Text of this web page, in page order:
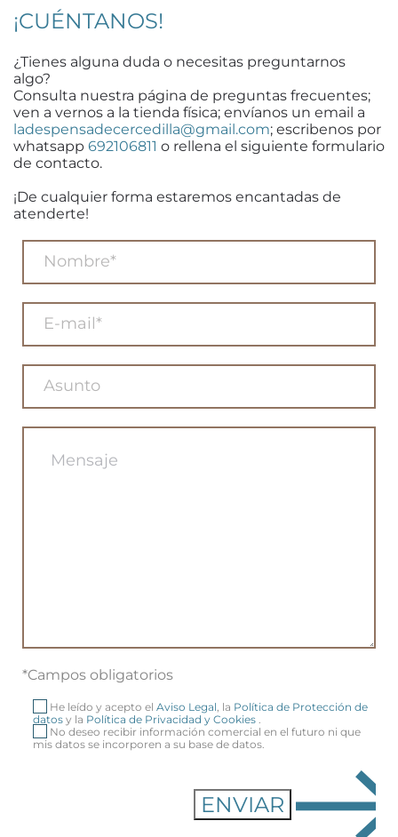
¡CUÉNTANOS!
¿Tienes alguna duda o necesitas preguntarnos
algo?
Consulta nuestra página de preguntas frecuentes;
ven a vernos a la tienda física; envíanos un email a
ladespensadecercedilla@gmail.com; escribenos por
whatsapp 692106811 o rellena el siguiente formulario
de contacto.
¡De cualquier forma estaremos encantadas de
atenderte!
*Campos obligatorios
He leído y acepto el Aviso Legal, la Política de Protección de
datos y la Política de Privacidad y Cookies .
No deseo recibir información comercial en el futuro ni que
mis datos se incorporen a su base de datos.